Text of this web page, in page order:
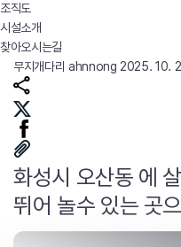
조직도
시설소개
찾아오시는길
무지개다리 ahnnong 2025. 10.
화성시 오산동 에
뛰어 놀수 있는 곳